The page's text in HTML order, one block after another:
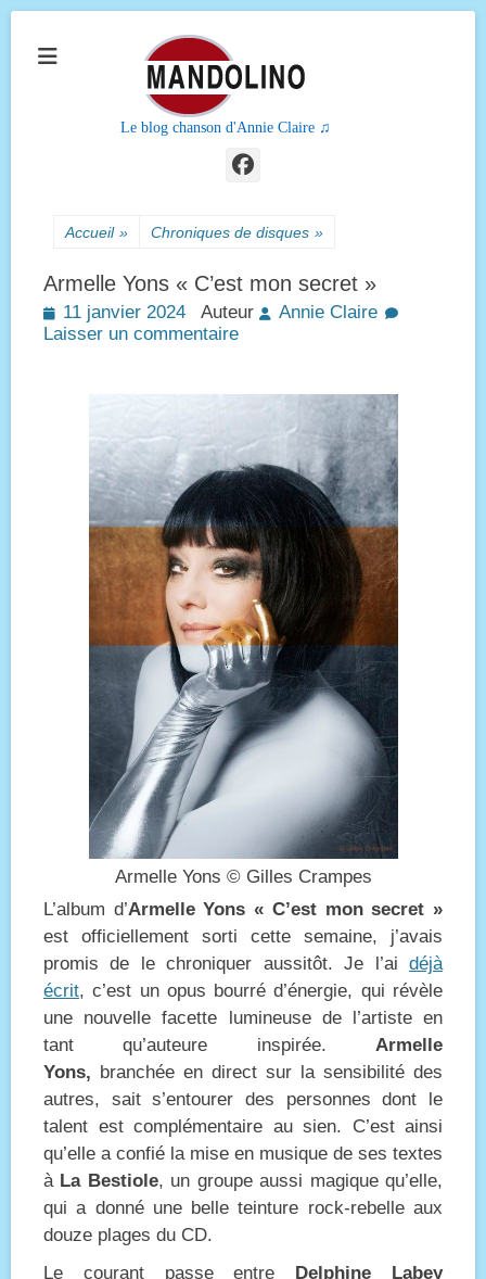
Le blog chanson d'Annie Claire ♫
Facebook
Accueil » Chroniques de disques »
Armelle Yons « C’est mon secret »
Posted
on
11 janvier 2024 Auteur
Annie Claire
Laisser un commentaire
Armelle Yons © Gilles Crampes
L’album d’Armelle Yons « C’est mon secret »
est officiellement sorti cette semaine, j’avais
promis de le chroniquer aussitôt. Je l’ai déjà
écrit, c’est un opus bourré d’énergie, qui révèle
une nouvelle facette lumineuse de l’artiste en
tant qu’auteure inspirée. Armelle
Yons, branchée en direct sur la sensibilité des
autres, sait s’entourer des personnes dont le
talent est complémentaire au sien. C’est ainsi
qu’elle a confié la mise en musique de ses textes
à La Bestiole, un groupe aussi magique qu’elle,
qui a donné une belle teinture rock-rebelle aux
douze plages du CD.
Le courant passe entre Delphine Labey